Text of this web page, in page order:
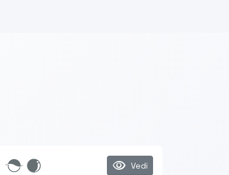
visibility Vedi